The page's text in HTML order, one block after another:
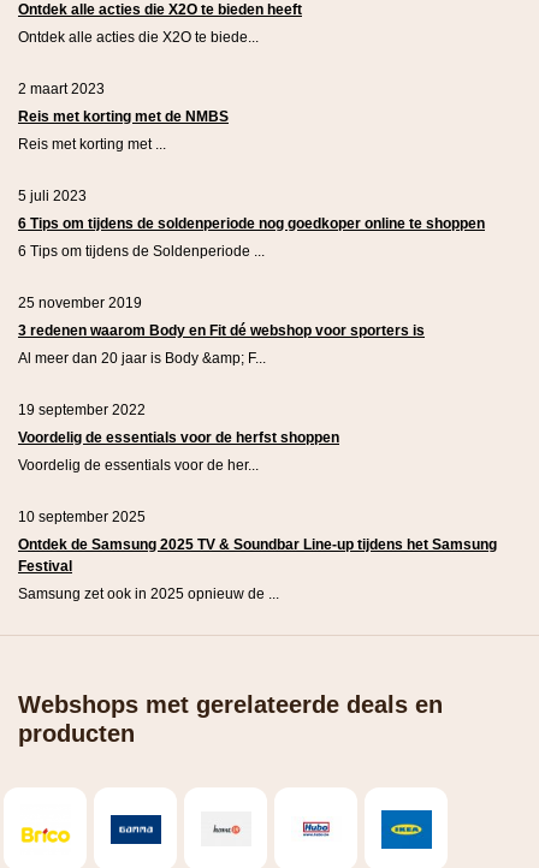
Ontdek alle acties die X2O te bieden heeft
Ontdek alle acties die X2O te biede...
2 maart 2023
Reis met korting met de NMBS
Reis met korting met ...
5 juli 2023
6 Tips om tijdens de soldenperiode nog goedkoper online te shoppen
6 Tips om tijdens de Soldenperiode ...
25 november 2019
3 redenen waarom Body en Fit dé webshop voor sporters is
Al meer dan 20 jaar is Body &amp; F...
19 september 2022
Voordelig de essentials voor de herfst shoppen
Voordelig de essentials voor de her...
10 september 2025
Ontdek de Samsung 2025 TV & Soundbar Line-up tijdens het Samsung
Festival
Samsung zet ook in 2025 opnieuw de ...
Webshops met gerelateerde deals en
producten